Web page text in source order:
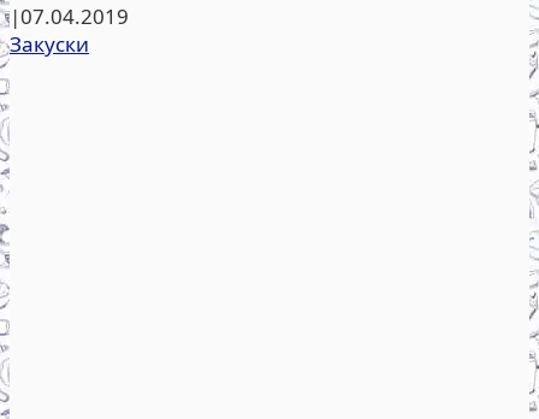
|07.04.2019
Закуски